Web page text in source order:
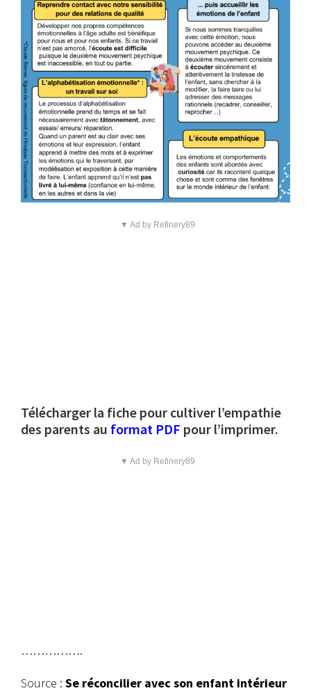
▼ Ad by Refinery89
Télécharger la fiche pour cultiver l’empathie
des parents au format PDF pour l’imprimer.
▼ Ad by Refinery89
…………….
Source : Se réconcilier avec son enfant intérieur